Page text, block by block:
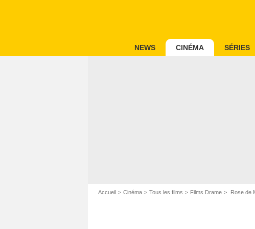
NEWS CINÉMA SÉRIES
Accueil Cinéma Tous les films Films Drame Rose de